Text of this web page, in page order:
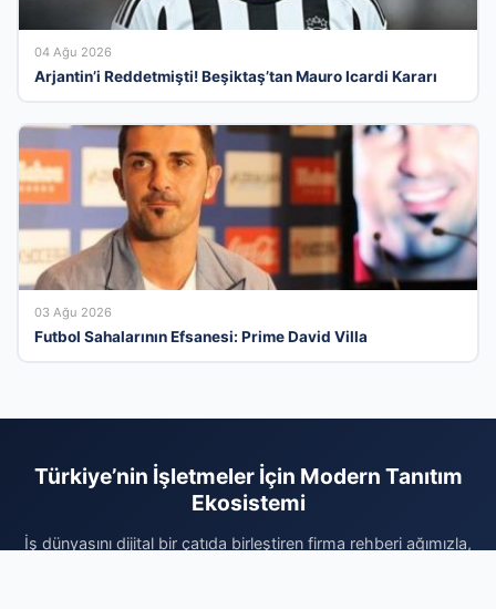
04 Ağu 2026
Arjantin’i Reddetmişti! Beşiktaş’tan Mauro Icardi Kararı
03 Ağu 2026
Futbol Sahalarının Efsanesi: Prime David Villa
Türkiye’nin İşletmeler İçin Modern Tanıtım
Ekosistemi
İş dünyasını dijital bir çatıda birleştiren firma rehberi ağımızla,